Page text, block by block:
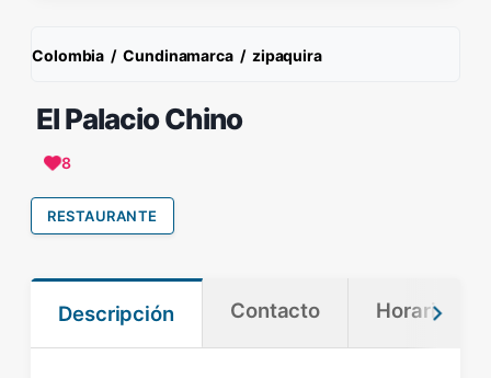
Colombia / Cundinamarca / zipaquira
El Palacio Chino
8
RESTAURANTE
Descripción Contacto Horario